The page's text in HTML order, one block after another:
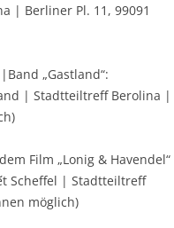
| Berliner Pl. 11, 99091
„Gastland“:
| Stadtteiltreff Berolina |
Film „Lonig & Havendel“
Scheffel | Stadtteiltreff
möglich)